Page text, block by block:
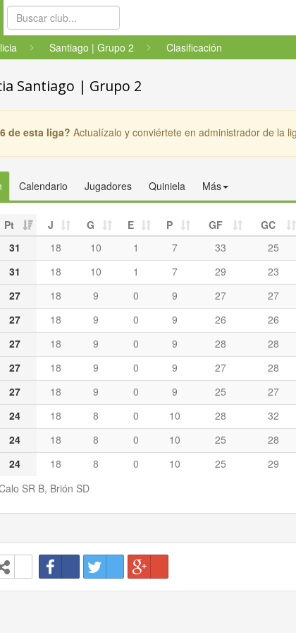
Santiago | Grupo 2 Clasificación
Santiago | Grupo 2
de esta liga? Actualízalo y conviértete en administrador de la
Calendario Jugadores Quiniela Más
Pt J G E P GF GC
31 18 10 1 7 33 25
31 18 10 1 7 29 23
27 18 9 0 9 27 27
27 18 9 0 9 26 26
27 18 9 0 9 28 28
27 18 9 0 9 27 28
27 18 9 0 9 25 27
24 18 8 0 10 28 32
24 18 8 0 10 25 28
24 18 8 0 10 25 29
SR B, Brión SD